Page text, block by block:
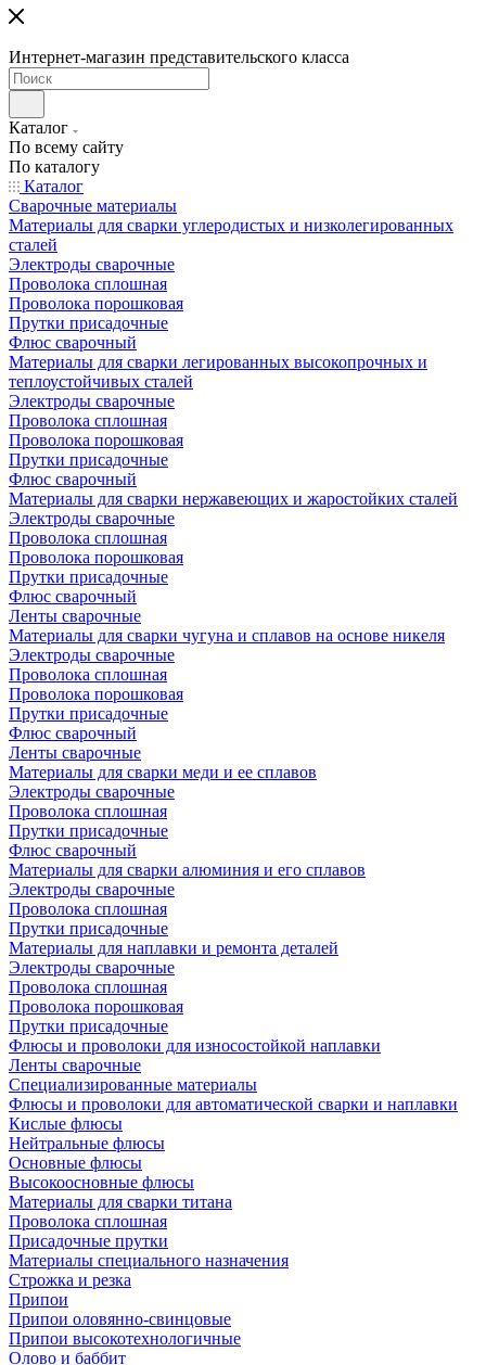
Интернет-магазин представительского класса
Каталог
По всему сайту
По каталогу
Каталог
Сварочные материалы
Материалы для сварки углеродистых и низколегированных
сталей
Электроды сварочные
Проволока сплошная
Проволока порошковая
Прутки присадочные
Флюс сварочный
Материалы для сварки легированных высокопрочных и
теплоустойчивых сталей
Электроды сварочные
Проволока сплошная
Проволока порошковая
Прутки присадочные
Флюс сварочный
Материалы для сварки нержавеющих и жаростойких сталей
Электроды сварочные
Проволока сплошная
Проволока порошковая
Прутки присадочные
Флюс сварочный
Ленты сварочные
Материалы для сварки чугуна и сплавов на основе никеля
Электроды сварочные
Проволока сплошная
Проволока порошковая
Прутки присадочные
Флюс сварочный
Ленты сварочные
Материалы для сварки меди и ее сплавов
Электроды сварочные
Проволока сплошная
Прутки присадочные
Флюс сварочный
Материалы для сварки алюминия и его сплавов
Электроды сварочные
Проволока сплошная
Прутки присадочные
Материалы для наплавки и ремонта деталей
Электроды сварочные
Проволока сплошная
Проволока порошковая
Прутки присадочные
Флюсы и проволоки для износостойкой наплавки
Ленты сварочные
Специализированные материалы
Флюсы и проволоки для автоматической сварки и наплавки
Кислые флюсы
Нейтральные флюсы
Основные флюсы
Высокоосновные флюсы
Материалы для сварки титана
Проволока сплошная
Присадочные прутки
Материалы специального назначения
Строжка и резка
Припои
Припои оловянно-свинцовые
Припои высокотехнологичные
Олово и баббит